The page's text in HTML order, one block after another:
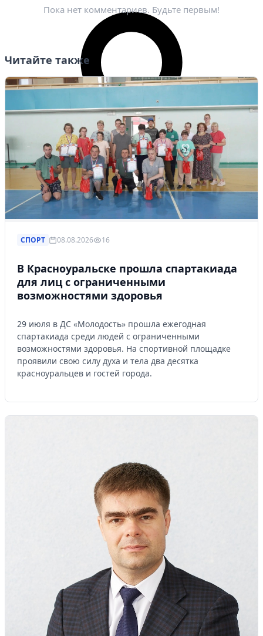
Управляйте объявлениями, отслеживайте
публикации и получайте сообщения
Пока нет комментариев. Будьте первым!
Читайте также
СПОРТ 08.08.2026 16
В Красноуральске прошла спартакиада
для лиц с ограниченными
возможностями здоровья
29 июля в ДС «Молодость» прошла ежегодная
спартакиада среди людей с ограниченными
возможностями здоровья. На спортивной площадке
проявили свою силу духа и тела два десятка
красноуральцев и гостей города.